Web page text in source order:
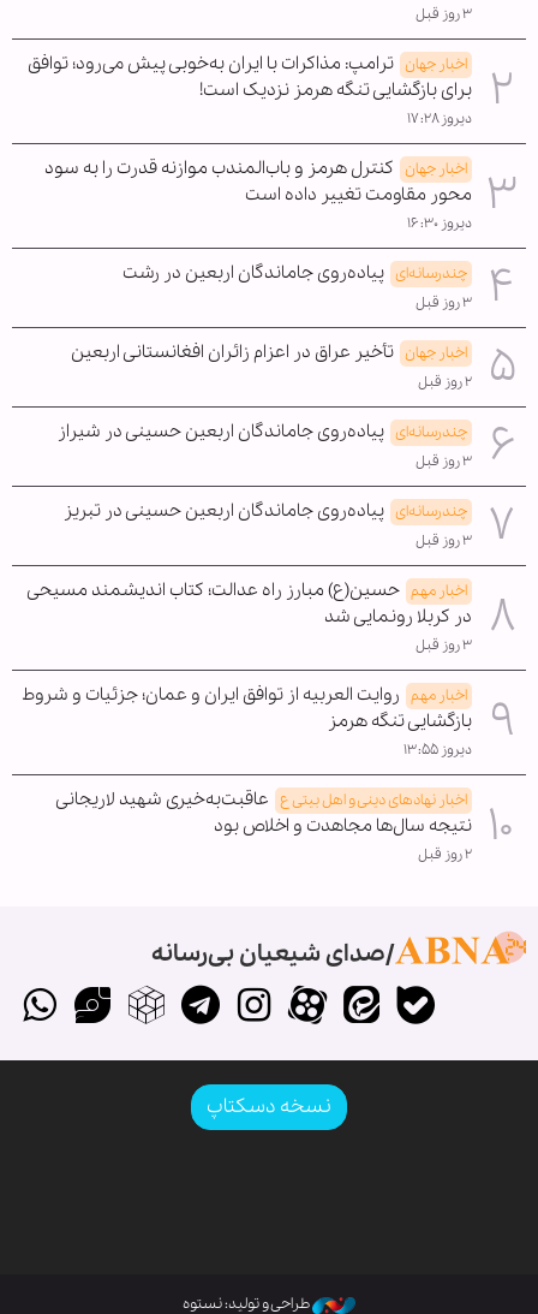
۳ روز قبل
اخبار جهان ترامپ: مذاکرات با ایران به‌خوبی پیش می‌رود؛ توافق
برای بازگشایی تنگه هرمز نزدیک است!
دیروز ۱۷:۲۸
اخبار جهان کنترل هرمز و باب‌المندب موازنه قدرت را به سود
محور مقاومت تغییر داده است
دیروز ۱۶:۳۰
چندرسانه‌ای پیاده‌روی جاماندگان اربعین در رشت
۳ روز قبل
اخبار جهان تأخیر عراق در اعزام زائران افغانستانی اربعین
۲ روز قبل
چندرسانه‌ای پیاده‌روی جاماندگان اربعین حسینی در شیراز
۳ روز قبل
چندرسانه‌ای پیاده‌روی جاماندگان اربعین حسینی در تبریز
۳ روز قبل
اخبار مهم حسین(ع) مبارز راه عدالت؛ کتاب اندیشمند مسیحی
در کربلا رونمایی شد
۳ روز قبل
اخبار مهم روایت العربیه از توافق ایران و عمان؛ جزئیات و شروط
بازگشایی تنگه هرمز
دیروز ۱۳:۵۵
اخبار نهادهای دینی و اهل بیتی ع عاقبت‌به‌خیری شهید لاریجانی
نتیجه سال‌ها مجاهدت و اخلاص بود
۲ روز قبل
صدای شیعیان بی‌رسانه
نسخه دسکتاپ
طراحی و تولید: نستوه